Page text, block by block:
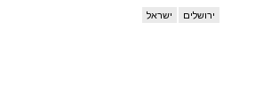
ירושלים ישראל